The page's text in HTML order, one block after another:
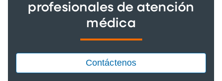
profesionales de atención
médica
Contáctenos